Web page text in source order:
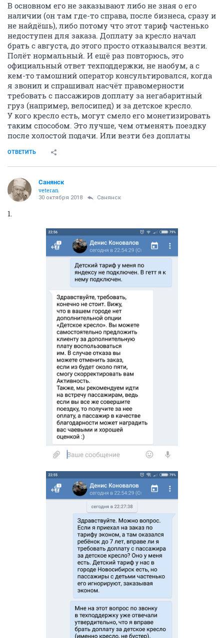
В основном его не заказывают либо не зная о его
наличии (он там где-то справа, после бизнеса, сразу и
не найдёшь), либо потому что этот тариф частенько
недоступен для заказа. Доплату за кресло начал
брать с августа, до этого просто отказывался везти.
Полёт нормальный. И ещё раз повторюсь, это
официальный ответ техподдержки, не наобум, а с
кем-то тамошний оператор консультировался, когда
я звонил и спрашивал насчёт правомерности
требовать с пассажиров доплату за негабаритный
груз (например, велосипед) и за детское кресло.
У кого кресло есть, могут смело его монетизировать
таким способом. Это лучше, чем отменять поездку
после холостой подачи. Или везти без доплаты
ОТВЕТИТЬ
Санянск
veteran
30 октября 2018 Санянск
1.